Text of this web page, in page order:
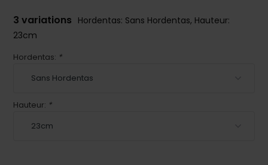
3 variations Hordentas: Sans Hordentas, Hauteur:
23cm
Hordentas: *
Hauteur: *